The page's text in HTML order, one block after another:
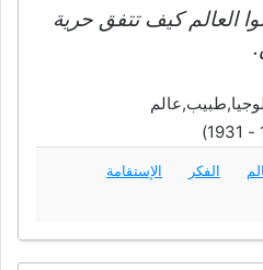
العالم كيف تتفق حرية
الفكر
الإستقامة